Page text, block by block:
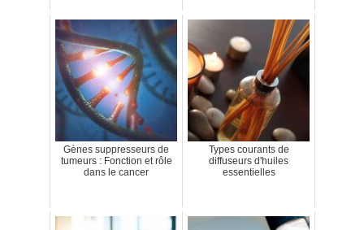
Gènes suppresseurs de
tumeurs : Fonction et rôle
dans le cancer
Types courants de
diffuseurs d'huiles
essentielles